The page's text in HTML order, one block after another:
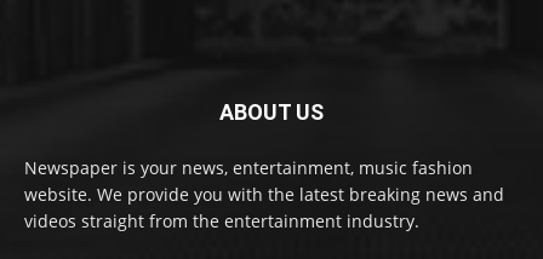
ABOUT US
Newspaper is your news, entertainment, music fashion
website. We provide you with the latest breaking news and
videos straight from the entertainment industry.